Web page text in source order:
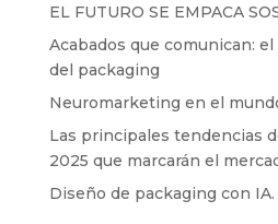
EL FUTURO SE EMPACA
Acabados que comunican:
del packaging
Neuromarketing en el
Las principales tendencias
2025 que marcarán el
Diseño de packaging con IA.